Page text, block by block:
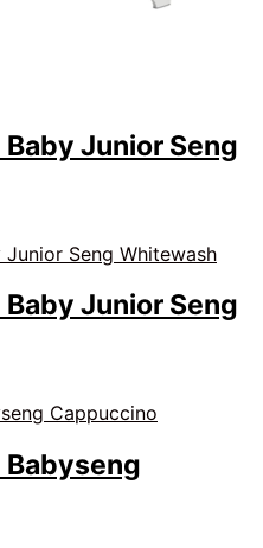
Junior Seng
Junior Seng
Babyseng